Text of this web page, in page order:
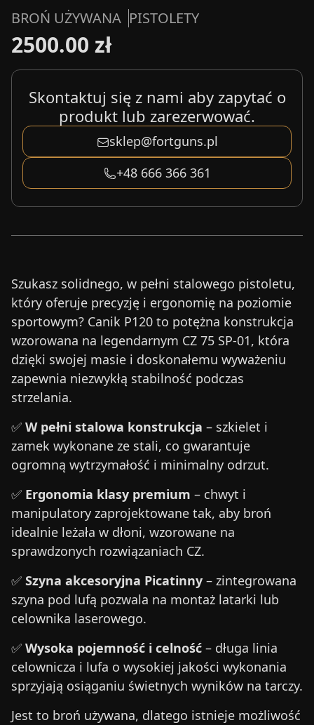
BROŃ UŻYWANA PISTOLETY
2500.00 zł
Skontaktuj się z nami aby zapytać o
produkt lub zarezerwować.
sklep@fortguns.pl
+48 666 366 361
Szukasz solidnego, w pełni stalowego pistoletu,
który oferuje precyzję i ergonomię na poziomie
sportowym? Canik P120 to potężna konstrukcja
wzorowana na legendarnym CZ 75 SP-01, która
dzięki swojej masie i doskonałemu wyważeniu
zapewnia niezwykłą stabilność podczas
strzelania.
✅ W pełni stalowa konstrukcja – szkielet i
zamek wykonane ze stali, co gwarantuje
ogromną wytrzymałość i minimalny odrzut.
✅ Ergonomia klasy premium – chwyt i
manipulatory zaprojektowane tak, aby broń
idealnie leżała w dłoni, wzorowane na
sprawdzonych rozwiązaniach CZ.
✅ Szyna akcesoryjna Picatinny – zintegrowana
szyna pod lufą pozwala na montaż latarki lub
celownika laserowego.
✅ Wysoka pojemność i celność – długa linia
celownicza i lufa o wysokiej jakości wykonania
sprzyjają osiąganiu świetnych wyników na tarczy.
Jest to broń używana, dlatego istnieje możliwość